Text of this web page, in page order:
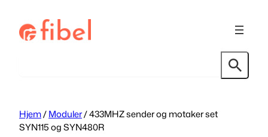
innhold
Hjem/Moduler/ 433MHZ sender og motaker set
SYN115 og SYN480R